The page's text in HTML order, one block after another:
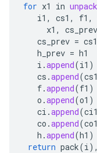
for x1 in unpack
i1 , cs1 , f1 ,
x1 , cs_prev
cs_prev = cs1
h_prev = h1
i .append(i1 )
cs .append(cs1
f.append(f1 )
o .append(o1 )
ci .append(ci1
co .append(co1
h .append(h1 )
return pack(i),